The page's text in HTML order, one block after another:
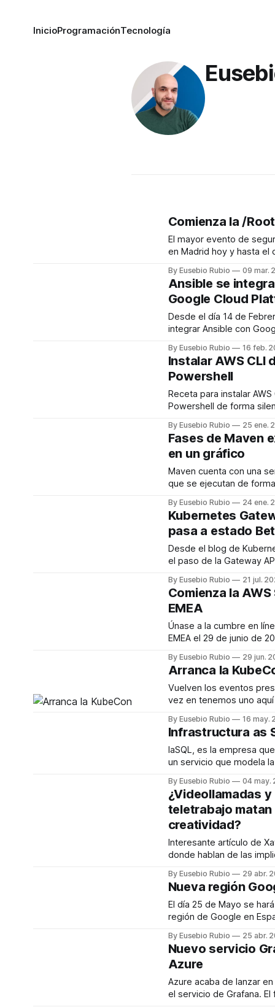
InicioProgramaciónTecnología
Comienza la /
El mayor evento de
en Madrid hoy y hasta el
días 9, 10 y 11 de Marzo
cines Kinepolis de la
Imagen en Madrid. El primer paso
consiste en precisar el
By Eusebio Rubio 09 mar.
Ansible se
Google Cloud
Desde el día 14 de
integrar Ansible con
desde el Marketplace de
grán noticia para los que
asiduamente con
Ansible. Antes de comparar modelos,
merece la pena precisar
By Eusebio Rubio 16 feb.
Instalar AWS CLI
Powershell
Receta para instalar
Powershell de forma
cli/AWSCLI64PY3.msi"
FilePath msiexec -Args
/passive" -Verb RunAs -
+= ";C:\Program
Files\Amazon\AWSCLI2\bin" El
permanece viva en
By Eusebio Rubio 25 ene.
Fases de Maven
en un gráfico
Maven cuenta con una
que se ejecutan de
ejecutamos la etapa 1
ejecutará esa etapa,
la etapa 5 (integration
ejecutarán todas las
es decir, se ejecutaran
By Eusebio Rubio 24 ene.
Kubernetes
pasa a estado
Desde el blog de
el paso de la Gateway API a
y pronto podremos
en nuestros desarrollos. Os dejo el
enlace al anuncio oficial: Antes de iniciar
la búsqueda, conviene
principal de la
By Eusebio Rubio 21 jul.
Comienza la AWS
EMEA
Únase a la cumbre en
EMEA el 29 de junio de 2022 Regístrese
todos los tamaños están
agilizar el ritmo de
la nube. Durante este
gratuito, aprenderá más
By Eusebio Rubio 29 jun.
Arranca la
Vuelven los eventos
vez en tenemos uno aquí
en Valencia. Tenéis todo el programa y
toda la información del
siguiente enlace: Una búsqueda eficaz
parte de concretar el
By Eusebio Rubio 16 may.
Infrastructura as
IaSQL, es la empresa
un servicio que modela
recientemente que IaSQL
disponible como código
SaaS. La idea de este servicio es
mejorar la codificación
entre los elementos de
y microservicios,
By Eusebio Rubio 04 may.
¿Videollamadas y
teletrabajo matan
creatividad?
Interesante artículo de
donde hablan de las
estudios de la revista
Stanford, las
desarrollar la creatividad
las reuniones
en ciertos aspectos. La
mucho
By Eusebio Rubio 29 abr.
Nueva región
El día 25 de Mayo se
región de Google en España. Esta
habitualmente. Únete a Google en los
dos eventos en los que
la piedra angular de
infraestructura de nube
ofrece servicios
By Eusebio Rubio 25 abr.
Nuevo servicio
Azure
Azure acaba de lanzar
el servicio de Grafana. El futbol muestra